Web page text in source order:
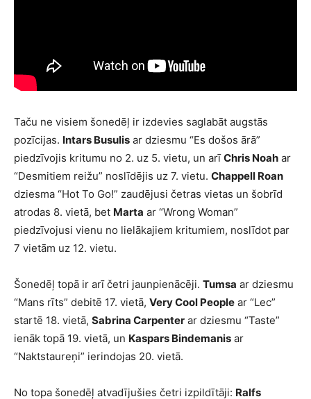
Taču ne visiem šonedēļ ir izdevies saglabāt augstās
pozīcijas. Intars Busulis ar dziesmu “Es došos ārā”
piedzīvojis kritumu no 2. uz 5. vietu, un arīChris Noah ar
“Desmitiem reižu” noslīdējis uz 7. vietu. Chappell Roan
dziesma “Hot To Go!” zaudējusi četras vietas un šobrīd
atrodas 8. vietā, bet Marta ar “Wrong Woman”
piedzīvojusi vienu no lielākajiem kritumiem, noslīdot par
7 vietām uz 12. vietu.
Šonedēļ topā ir arī četri jaunpienācēji. Tumsa ar dziesmu
“Mans rīts” debitē 17. vietā, Very Cool People ar “Lec”
startē 18. vietā, Sabrina Carpenter ar dziesmu “Taste”
ienāk topā 19. vietā, un Kaspars Bindemanis ar
“Naktstaureņi” ierindojas 20. vietā.
No topa šonedēļ atvadījušies četri izpildītāji: Ralfs